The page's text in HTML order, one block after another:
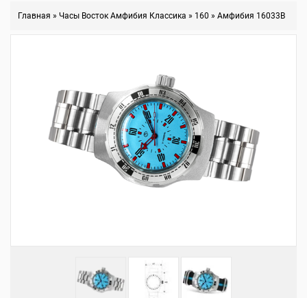
Главная » Часы Восток Амфибия Классика » 160 » Амфибия 16033B